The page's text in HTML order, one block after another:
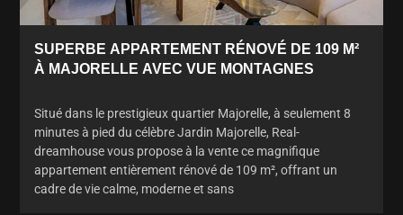
SUPERBE APPARTEMENT RÉNOVÉ DE 109 M²
À MAJORELLE AVEC VUE MONTAGNES
Situé dans le prestigieux quartier Majorelle, à seulement 8
minutes à pied du célèbre Jardin Majorelle, Real-
dreamhouse vous propose à la vente ce magnifique
appartement entièrement rénové de 109 m², offrant un
cadre de vie calme, moderne et sans